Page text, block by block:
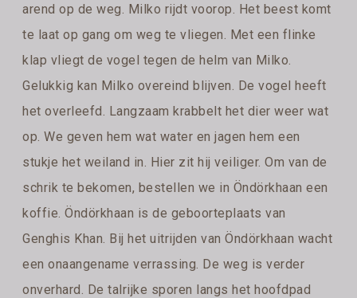
arend op de weg. Milko rijdt voorop. Het beest komt
te laat op gang om weg te vliegen. Met een flinke
klap vliegt de vogel tegen de helm van Milko.
Gelukkig kan Milko overeind blijven. De vogel heeft
het overleefd. Langzaam krabbelt het dier weer wat
op. We geven hem wat water en jagen hem een
stukje het weiland in. Hier zit hij veiliger. Om van de
schrik te bekomen, bestellen we in Öndörkhaan een
koffie. Öndörkhaan is de geboorteplaats van
Genghis Khan. Bij het uitrijden van Öndörkhaan wacht
een onaangename verrassing. De weg is verder
onverhard. De talrijke sporen langs het hoofdpad